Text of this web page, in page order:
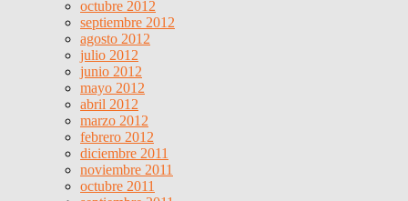
octubre 2012
septiembre 2012
agosto 2012
julio 2012
junio 2012
mayo 2012
abril 2012
marzo 2012
febrero 2012
diciembre 2011
noviembre 2011
octubre 2011